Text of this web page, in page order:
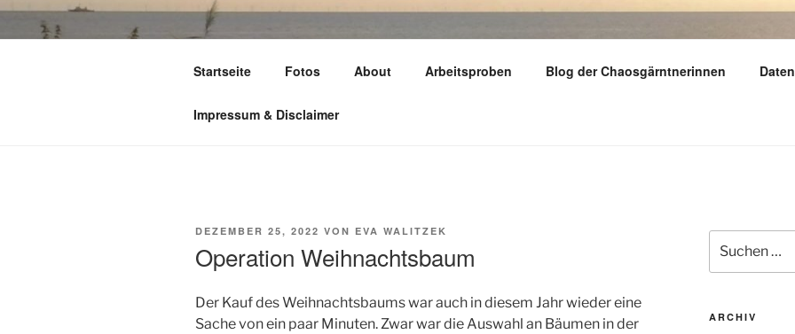
Zum
TIME TO FLY
Startseite Fotos About Arbeitsproben Blog der Chaosgärntnerinnen
Impressum & Disclaimer
VERÖFFENTLICHT
DEZEMBER 25, 2022 VON EVA WALITZEK
Operation Weihnachtsbaum
Der Kauf des Weihnachtsbaums war auch in diesem Jahr wieder eine
Sache von ein paar Minuten. Zwar war die Auswahl an Bäumen in der
nach:
ARCHIV